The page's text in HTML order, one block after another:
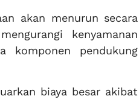
akan menurun secara
kenyamanan
komponen pendukung
biaya besar akibat